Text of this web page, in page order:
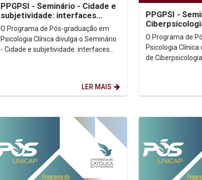
PPGPSI - Seminário - Cidade e
subjetividade: interfaces
conceituais entre Arquitetura
e Psicanalise
O Programa de Pós-graduação em
Psicologia Clínica divulga o Seminário
- Cidade e subjetividade: interfaces
LER MAIS
PPGPSI -
O Programa de
Psicologia
de